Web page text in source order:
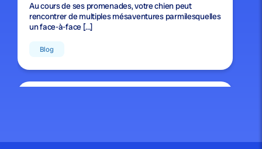
Au cours de ses promenades, votre chien peut
rencontrer de multiples mésaventures parmilesquelles
un face-à-face […]
Blog